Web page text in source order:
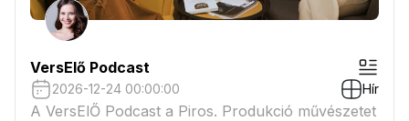
VersElő Podcast
2026-12-24 00:00:00 Hír
A VersElŐ Podcast a Piros. Produkció művészetet